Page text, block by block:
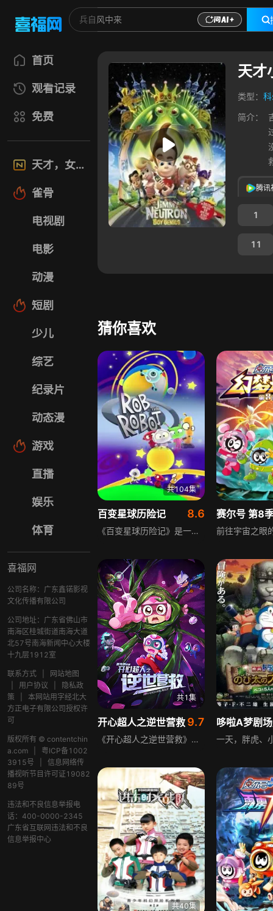
首页
观看记录
免费
天才，女友
雀骨
电视剧
电影
动漫
短剧
少儿
综艺
纪录片
动态漫
游戏
直播
娱乐
体育
喜福网
公司名称：广东鑫锘影视
文化传播有限公司
公司地址：广东省佛山市
南海区桂城街道南海大道
北57号南海新闻中心大楼
十九层1912室
联系方式
网站地图
用户协议
隐私政
策
本网站用字经北大
方正电子有限公司授权许
可
版权所有 © contentchin
a.com
粤ICP备1002
3915号
信息网络传
播视听节目许可证19082
89号
违法和不良信息举报电
话：400-0000-2345
广东省互联网违法和不良
信息举报中心
天才
类型：
简介：
腾讯
1
11
猜你喜欢
共104集
百变星球历险记 8.6
《百变星球历险记》是一部少儿探险动画，讲述罗博、艾玛、欧比特、提克带领小朋友探索神奇星球的故事。每一集都有新任务，指挥中心会发射他们前往太空中不同的奇妙旅程，在探索过程中让小朋友快乐学习新知识，充满童趣与探索趣味。
赛尔号 第8
共1集
开心超人之逆世营救 9.7
《开心超人之逆世营救》是开心超人系列的动画作品，故事围绕甜心超人意外被神秘力量控制展开，熟悉的伙伴化身敌人，星星球也陷入前所未有的危机，超人们和伽罗不仅要对抗失控的甜心超人，更要揭开幕后黑手的阴谋，守护家园与伙伴。
共40集